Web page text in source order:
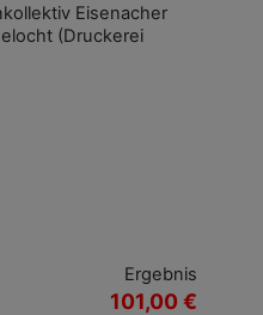
Eisenacher
(Druckerei
Ergebnis
101,00 €